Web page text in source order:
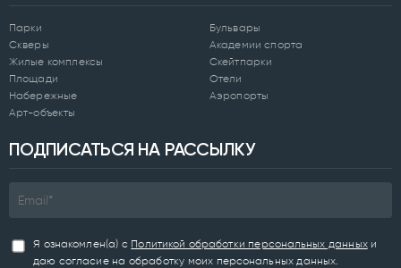
Парки
Скверы
Жилые комплексы
Площади
Набережные
Арт-объекты
Бульвары
Академии спорта
Скейтпарки
Отели
Аэропорты
ПОДПИСАТЬСЯ НА РАССЫЛКУ
Я ознакомлен(а) с Политикой обработки персональных данныхи
даю согласие на обработку моих персональных данных.